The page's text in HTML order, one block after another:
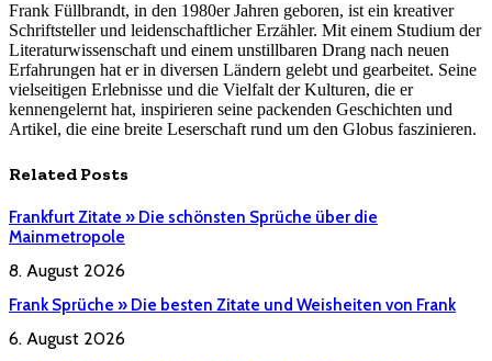
Frank Füllbrandt, in den 1980er Jahren geboren, ist ein kreativer
Schriftsteller und leidenschaftlicher Erzähler. Mit einem Studium der
Literaturwissenschaft und einem unstillbaren Drang nach neuen
Erfahrungen hat er in diversen Ländern gelebt und gearbeitet. Seine
vielseitigen Erlebnisse und die Vielfalt der Kulturen, die er
kennengelernt hat, inspirieren seine packenden Geschichten und
Artikel, die eine breite Leserschaft rund um den Globus faszinieren.
Related Posts
Frankfurt Zitate » Die schönsten Sprüche über die
Mainmetropole
8. August 2026
Frank Sprüche » Die besten Zitate und Weisheiten von Frank
6. August 2026